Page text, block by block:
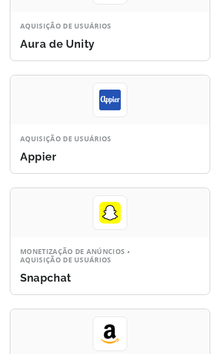
AQUISIÇÃO DE USUÁRIOS
Aura de Unity
AQUISIÇÃO DE USUÁRIOS
Appier
MONETIZAÇÃO DE ANÚNCIOS
AQUISIÇÃO DE USUÁRIOS
Snapchat